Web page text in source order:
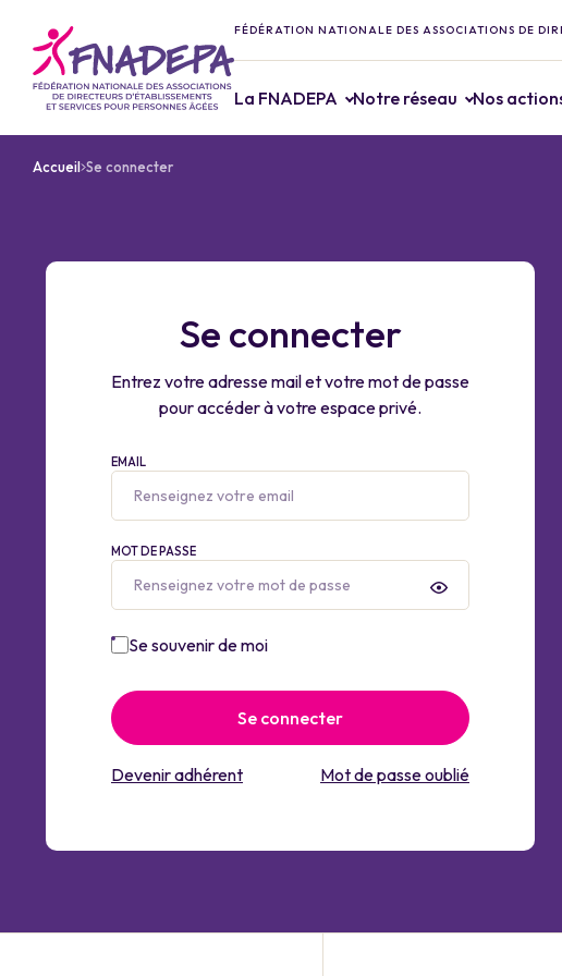
FÉDÉRATION NATIONALE DES ASSOCIATIONS DE
La FNADEPA Notre réseau Nos
Accueil Se connecter
Se connecter
Entrez votre adresse mail et votre mot de passe
pour accéder à votre espace privé.
EMAIL
MOT DE PASSE
Se souvenir de moi
Se connecter
Devenir adhérent Mot de passe oublié